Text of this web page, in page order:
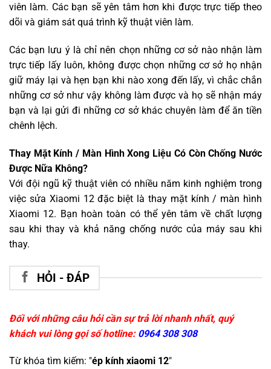
viên làm. Các bạn sẽ yên tâm hơn khi được trực tiếp theo
dõi và giám sát quá trình kỹ thuật viên làm.
Các bạn lưu ý là chỉ nên chọn những cơ sở nào nhận làm
trực tiếp lấy luôn, không được chọn những cơ sở họ nhận
giữ máy lại và hẹn bạn khi nào xong đến lấy, vì chắc chắn
những cơ sở như vậy không làm được và họ sẽ nhận máy
bạn và lại gửi đi những cơ sở khác chuyên làm để ăn tiền
chênh lệch.
Thay Mặt Kính / Màn Hình Xong Liệu Có Còn Chống Nước
Được Nữa Không?
Với đội ngũ kỹ thuật viên có nhiều năm kinh nghiệm trong
việc sửa Xiaomi 12 đặc biệt là thay mặt kính / màn hình
Xiaomi 12. Bạn hoàn toàn có thể yên tâm về chất lượng
sau khi thay và khả năng chống nước của máy sau khi
thay.
HỎI - ĐÁP
Đối với những câu hỏi cần sự trả lời nhanh nhất, quý
khách vui lòng gọi số hotline: 0964 308 308
Từ khóa tìm kiếm: "ép kính xiaomi 12"